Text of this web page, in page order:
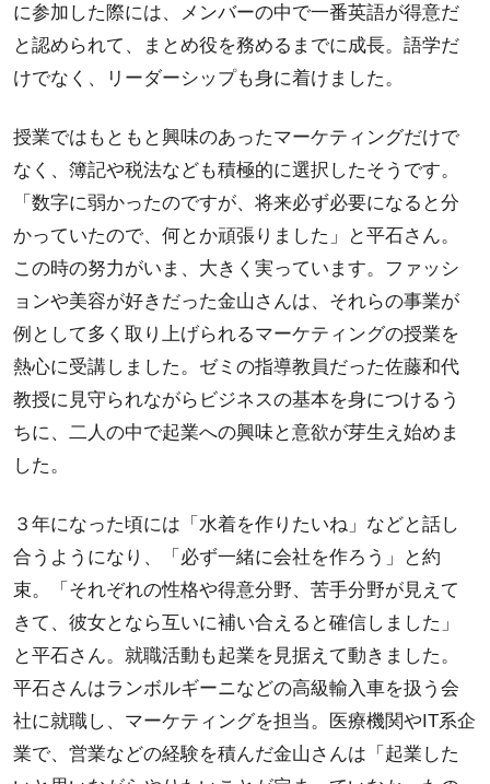
に参加した際には、メンバーの中で一番英語が得意だ
と認められて、まとめ役を務めるまでに成長。語学だ
けでなく、リーダーシップも身に着けました。
授業ではもともと興味のあったマーケティングだけで
なく、簿記や税法なども積極的に選択したそうです。
「数字に弱かったのですが、将来必ず必要になると分
かっていたので、何とか頑張りました」と平石さん。
この時の努力がいま、大きく実っています。ファッシ
ョンや美容が好きだった金山さんは、それらの事業が
例として多く取り上げられるマーケティングの授業を
熱心に受講しました。ゼミの指導教員だった佐藤和代
教授に見守られながらビジネスの基本を身につけるう
ちに、二人の中で起業への興味と意欲が芽生え始めま
した。
３年になった頃には「水着を作りたいね」などと話し
合うようになり、「必ず一緒に会社を作ろう」と約
束。「それぞれの性格や得意分野、苦手分野が見えて
きて、彼女となら互いに補い合えると確信しました」
と平石さん。就職活動も起業を見据えて動きました。
平石さんはランボルギーニなどの高級輸入車を扱う会
社に就職し、マーケティングを担当。医療機関やIT系企
業で、営業などの経験を積んだ金山さんは「起業した